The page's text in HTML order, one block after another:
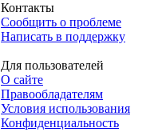
Контакты
Сообщить о проблеме
Написать в поддержку
Для пользователей
О сайте
Правообладателям
Условия использования
Конфиденциальность